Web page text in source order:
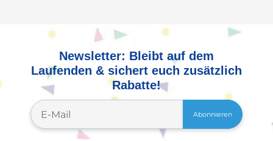
Newsletter: Bleibt auf dem
Laufenden & sichert euch zusätzlich
Rabatte!
Abonnieren